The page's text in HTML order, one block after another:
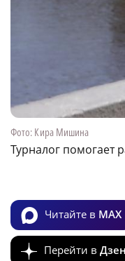
Фото: Кира Мишина
Турналог помогает
Читайте в MAX
Перейти в Дзен